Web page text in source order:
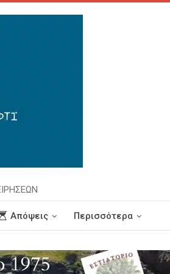
Απόψεις Περισσότερα